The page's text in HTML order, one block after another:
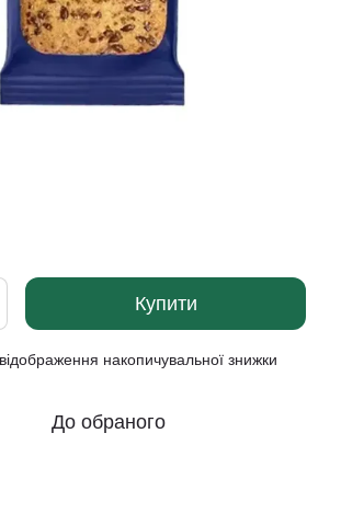
Купити
накопичувальної знижки
До обраного